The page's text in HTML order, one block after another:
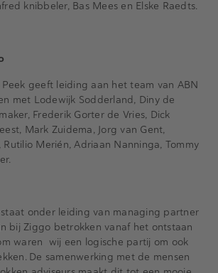
knibbeler, Bas Mees en Elske Raedts.
geeft leiding aan het team van ABN
met Lodewijk Sodderland, Diny de
Frederik Gorter de Vries, Dick
Mark Zuidema, Jorg van Gent,
Rutilio Merién, Adriaan Nanninga, Tommy
onder leiding van managing partner
bij Ziggo betrokken vanaf het ontstaan
waren wij een logische partij om ook
De samenwerking met de mensen